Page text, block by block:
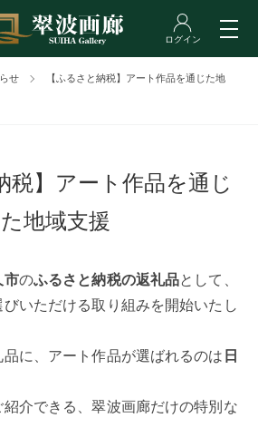
せ 【ふるさと納税】アート作品を通じた地
税】アート作品を通じ
た地域支援
市のふるさと納税の返礼品として、
びいただける取り組みを開始いたし
に、アート作品が選ばれるのは 日
紹介できる、翠波画廊だけの特別な